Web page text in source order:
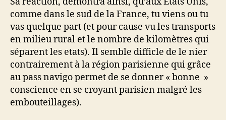
comme dans le sud de la France, tu viens ou tu
vas quelque part (et pour cause vu les transports
en milieu rural et le nombre de kilomètres qui
séparent les etats). Il semble difficle de le nier
contrairement à la région parisienne qui grâce
au pass navigo permet de se donner « bonne »
conscience en se croyant parisien malgré les
embouteillages).